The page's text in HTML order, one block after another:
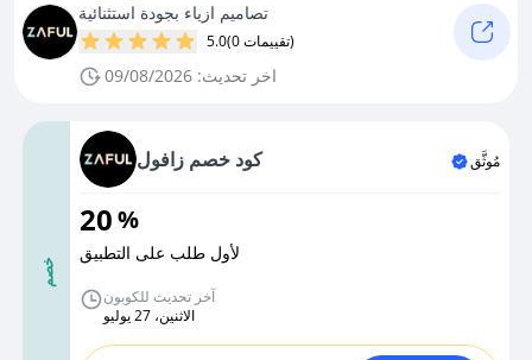
تصاميم ازياء بجودة استثنائية
5.0 (0 تقييمات)
اخر تحديث: 09/08/2026
خصم
كود خصم زافول مُوثَّق
20%
لأول طلب على التطبيق
آخر تحديث للكوبون
الاثنين، 27 يوليو